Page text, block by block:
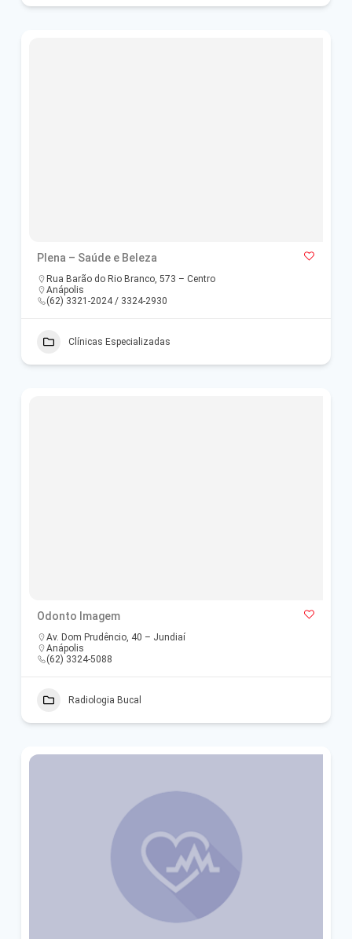
Plena – Saúde e Beleza
Rua Barão do Rio Branco, 573 – Centro
Anápolis
(62) 3321-2024 / 3324-2930
Clínicas Especializadas
Odonto Imagem
Av. Dom Prudêncio, 40 – Jundiaí
Anápolis
(62) 3324-5088
Radiologia Bucal